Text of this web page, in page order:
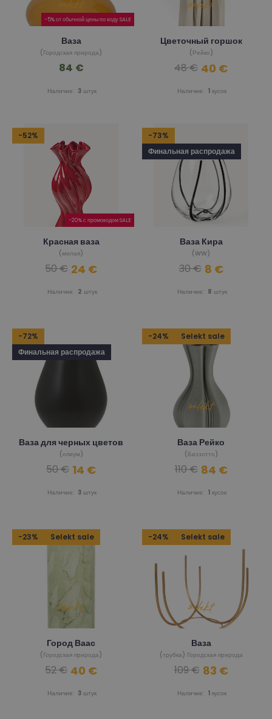
-5% от обычной цены по коду SALE
Ваза
(Городская природа)
Наличие: 3 штук
84 €
Цветочный горшок
(Рейко)
Наличие: 1 кусок
48 € 40 €
-52%
-20% с промокодом SALE
Красная ваза
(милая)
Наличие: 2 штук
50 € 24 €
-73%
Финальная распродажа
Ваза Кира
(WW)
Наличие: 8 штук
30 € 8 €
-72%
Финальная распродажа
Ваза для черных цветов
(опиум)
Наличие: 3 штук
50 € 14 €
-24% Selekt sale
Ваза Рейко
(Биззотто)
Наличие: 1 кусок
110 € 84 €
-23% Selekt sale
Город Ваас
(Городская природа)
Наличие: 3 штук
52 € 40 €
-24% Selekt sale
Ваза
(трубка) Городская природа
Наличие: 1 кусок
109 € 83 €